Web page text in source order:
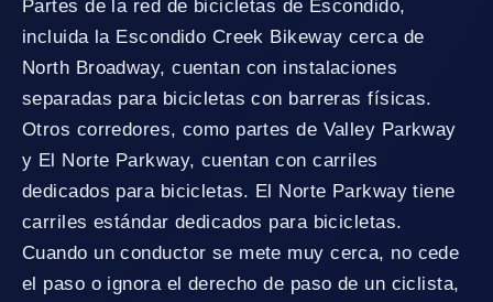
Partes de la red de bicicletas de Escondido,
incluida la Escondido Creek Bikeway cerca de
North Broadway, cuentan con instalaciones
separadas para bicicletas con barreras físicas.
Otros corredores, como partes de Valley Parkway
y El Norte Parkway, cuentan con carriles
dedicados para bicicletas. El Norte Parkway tiene
carriles estándar dedicados para bicicletas.
Cuando un conductor se mete muy cerca, no cede
el paso o ignora el derecho de paso de un ciclista,